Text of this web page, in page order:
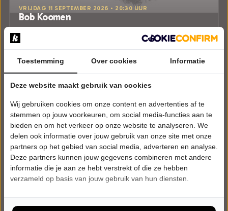
VRIJDAG 11 SEPTEMBER 2026 • 20:30 UUR
Bob Koomen
Peer
Try-out
Meer info
Toestemming Over cookies Informatie
Deze website maakt gebruik van cookies
Wij gebruiken cookies om onze content en advertenties af te
stemmen op jouw voorkeuren, om social media-functies aan te
bieden en om het verkeer op onze website te analyseren. We
delen ook informatie over jouw gebruik van onze site met onze
partners op het gebied van social media, adverteren en analyse.
Deze partners kunnen jouw gegevens combineren met andere
informatie die je aan ze hebt verstrekt of die ze hebben
verzameld op basis van jouw gebruik van hun diensten.